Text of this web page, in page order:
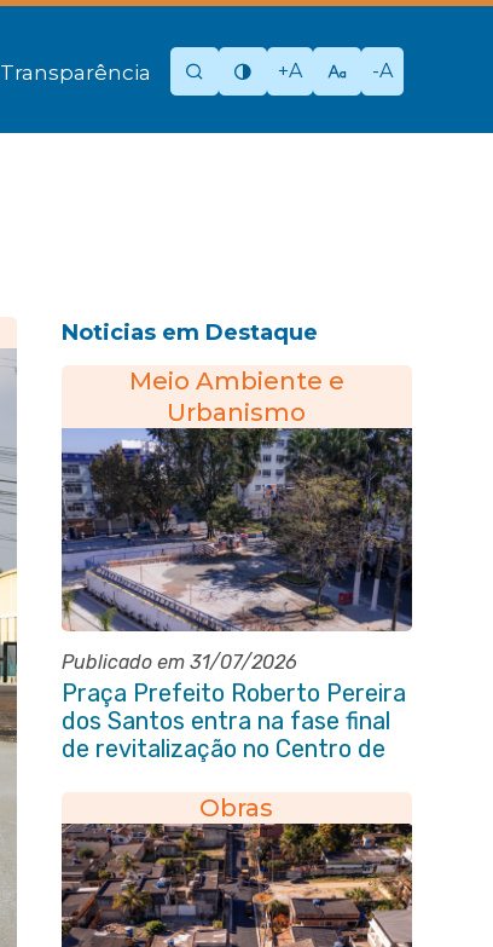
Transparência +A -A
Noticias em Destaque
Meio Ambiente e
Urbanismo
Publicado em 31/07/2026
Praça Prefeito Roberto Pereira
dos Santos entra na fase final
de revitalização no Centro de
Obras